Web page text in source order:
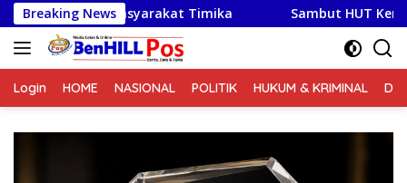
Langsung
ke
konten
Breaking News
Timika Sambut HUT Kemerdekaan RI Ke-
Login HOME NASIONAL POLITIK HUKUM & KRIMINAL